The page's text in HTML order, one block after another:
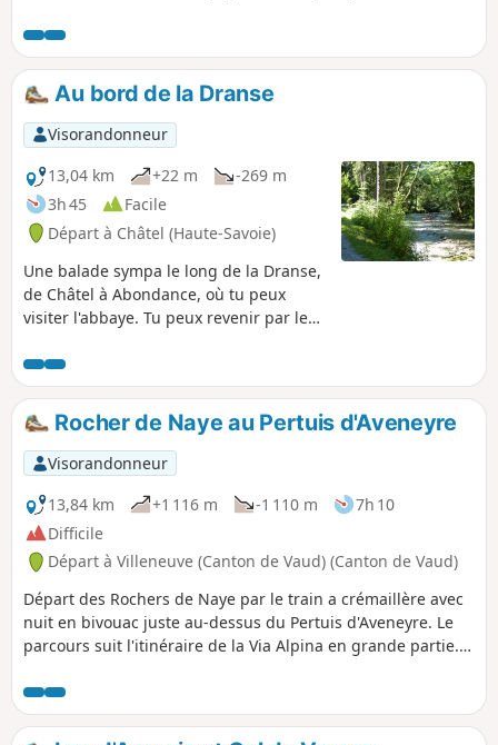
présenteront aussi de nombreux points panoramiques sur
le Massif des Diablerets, le Chablais, les Dents du Midi et le
Massif du Mont Blanc.
Au bord de la Dranse
Visorandonneur
13,04 km
+22 m
-269 m
3h 45
Facile
Départ à Châtel (Haute-Savoie)
Une balade sympa le long de la Dranse,
de Châtel à Abondance, où tu peux
visiter l'abbaye. Tu peux revenir par le
circule régulièrement dans la vallée. Si
tu as un Châtel Multi-Pass, le bus est
gratuit.Rocher de Naye au Pertuis d'Aveneyre
Visorandonneur
13,84 km
+1 116 m -1 110 m
7h 10
Difficile
Départ à Villeneuve (Canton de Vaud) (Canton de Vaud)
Départ des Rochers de Naye par le train a crémaillère avec
nuit en bivouac juste au-dessus du Pertuis d'Aveneyre. Le
parcours suit l'itinéraire de la Via Alpina en grande partie.
sujettes au vertige.